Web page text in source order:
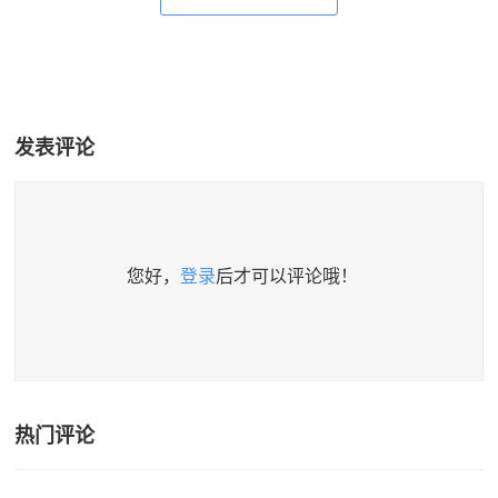
发表评论
您好， 登录后才可以评论哦！
热门评论